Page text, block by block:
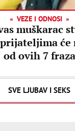
VEZE I ODNOSI
muškarac
će
od ovih 7 fraza
SVE LJUBAV I SEKS